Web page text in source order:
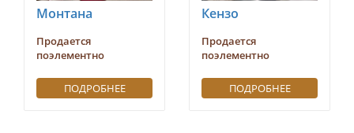
Монтана
Продается
поэлементно
ПОДРОБНЕЕ
Кензо
Продается
поэлементно
ПОДРОБНЕЕ